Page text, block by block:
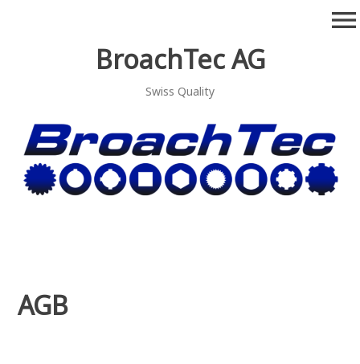
BroachTec AG
Swiss Quality
menu
AGB